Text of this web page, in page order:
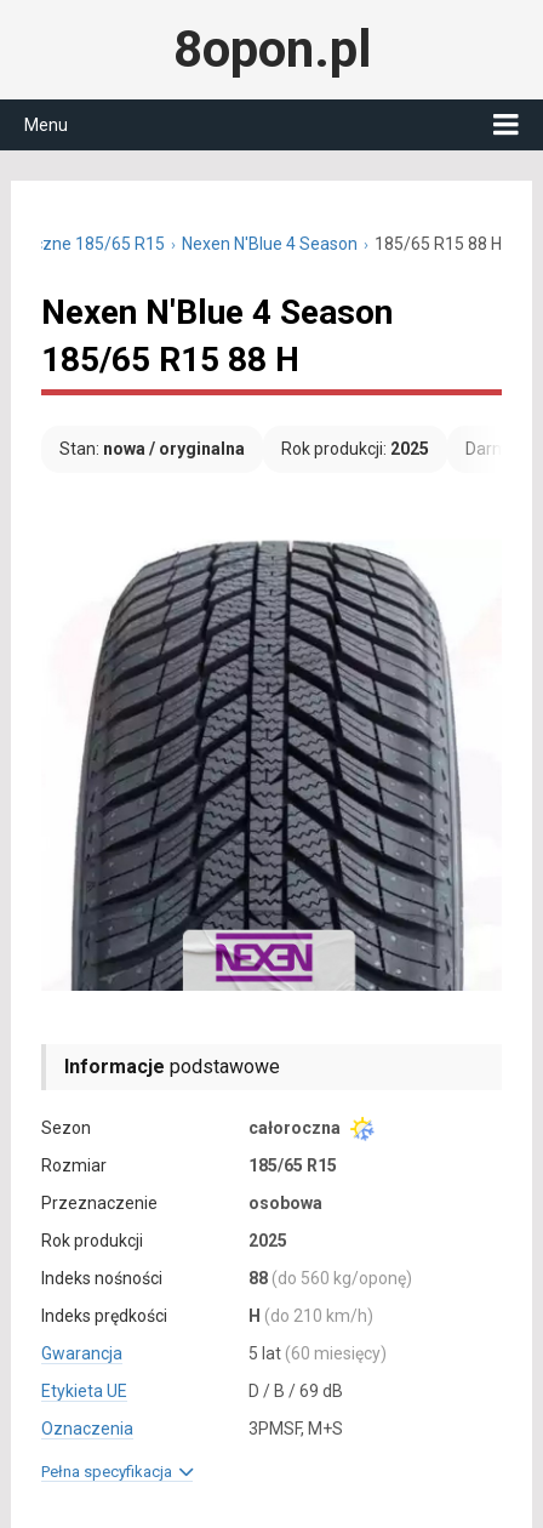
8opon.pl
Menu
185/65 R15 Nexen N'Blue 4 Season 185/65 R15 88 H
Nexen N'Blue 4 Season
185/65 R15 88 H
Stan: nowa / oryginalna Rok produkcji: 2025
Informacje podstawowe
Sezon
całoroczna
Rozmiar
185/65 R15
Przeznaczenie
osobowa
Rok produkcji
2025
Indeks nośności
88 (do 560 kg/oponę)
Indeks prędkości
H (do 210 km/h)
Gwarancja
5 lat (60 miesięcy)
Etykieta UE
D / B / 69 dB
Oznaczenia
3PMSF, M+S
Pełna specyfikacja